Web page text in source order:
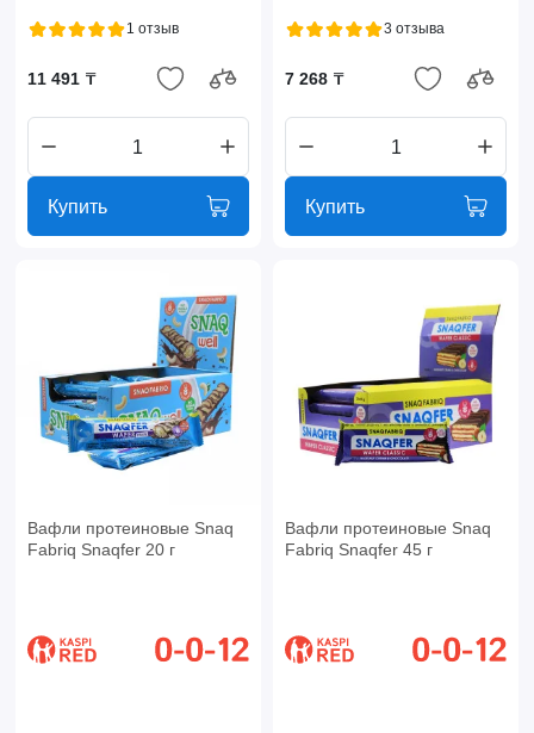
1 отзыв
11 491 ₸
Купить
3 отзыва
7 268 ₸
Купить
Вафли протеиновые Snaq
Fabriq Snaqfer 20 г
Вафли протеиновые Snaq
Fabriq Snaqfer 45 г